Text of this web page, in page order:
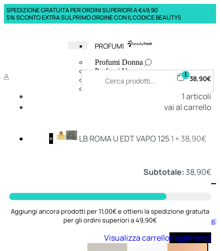
SPEDIZIONE GRATUITA PER ORDINI SUPERIORI A €49,90
5% SCONTO EXTRA SUL PRIMO ORDINE CON IL CODICE BEAUTY5
PROFUMI
Profumi Donna
Profumi Uomo
Deodoranti Donna
Bagnodoccia Uomo Profumi
DonnaUomo
Aggiungi
carrello
1 38,90€
1articoli
vai al carrello
× LB ROMA U EDT VAPO 1251 × 38,90€
Subtotale: 38,90€
Aggiungi ancora prodotti per 11,00€ e ottieni la spedizione gratuita
per gli ordini superiori a 49,90€
Visualizza carrelloPagamento